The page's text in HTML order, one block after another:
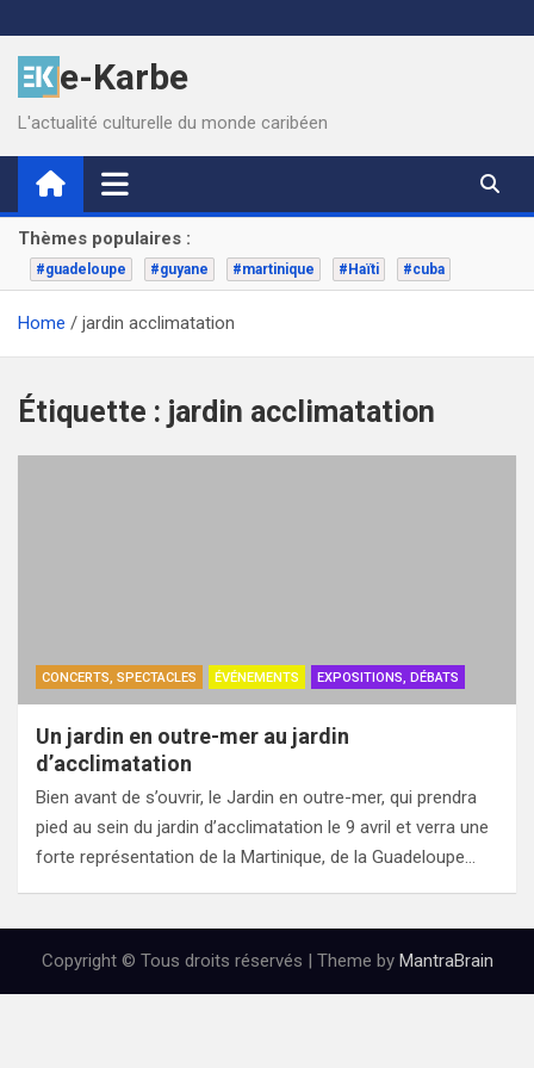
to
contente-Karbe
L'actualité culturelle du monde caribéen
Thèmes populaires :
#guadeloupe #guyane #martinique #Haïti #cuba
Home jardin acclimatation
Étiquette : jardin acclimatation
CONCERTS, SPECTACLES ÉVÉNEMENTS EXPOSITIONS, DÉBATS
Un jardin en outre-mer au jardin
d’acclimatation
Bien avant de s’ouvrir, le Jardin en outre-mer, qui prendra
pied au sein du jardin d’acclimatation le 9 avril et verra une
forte représentation de la Martinique, de la Guadeloupe…
Copyright © Tous droits réservés | Theme by MantraBrain